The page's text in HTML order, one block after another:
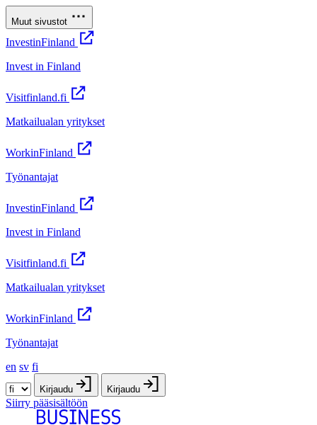
Muut sivustot
InvestinFinland
Invest in Finland
Visitfinland.fi
Matkailualan yritykset
WorkinFinland
Työnantajat
InvestinFinland
Invest in Finland
Visitfinland.fi
Matkailualan yritykset
WorkinFinland
Työnantajat
en sv fi
Kirjaudu Kirjaudu
Siirry pääsisältöön